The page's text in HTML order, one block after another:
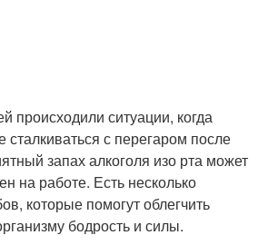
происходили ситуации, когда
сталкиваться с перегаром после
запах алкоголя изо рта может
на работе. Есть несколько
которые помогут облегчить
бодрость и силы.